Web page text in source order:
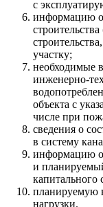
с
информацию о
участку;
необходимые
инженерно-
объекта с
числе при
сведения о
в систему
информацию о
и
капитального
планируемую
нагрузки.